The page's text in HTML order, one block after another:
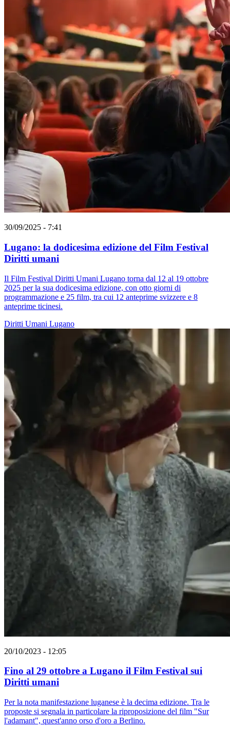
30/09/2025 - 7:41
Lugano: la dodicesima edizione del Film Festival
Diritti umani
Il Film Festival Diritti Umani Lugano torna dal 12 al 19 ottobre
2025 per la sua dodicesima edizione, con otto giorni di
programmazione e 25 film, tra cui 12 anteprime svizzere e 8
anteprime ticinesi.
Diritti Umani Lugano
20/10/2023 - 12:05
Fino al 29 ottobre a Lugano il Film Festival sui
Diritti umani
Per la nota manifestazione luganese è la decima edizione. Tra le
proposte si segnala in particolare la riproposizione del film "Sur
l'adamant", quest'anno orso d'oro a Berlino.